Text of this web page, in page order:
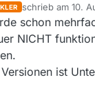
schrieb am 10.
zuletzt editiert
schon
NICHT
ist